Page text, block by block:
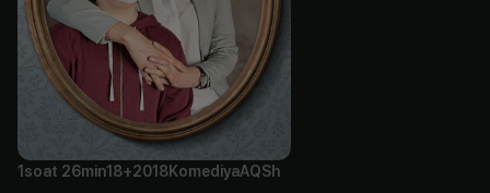
1soat 26min18+2018KomediyaAQSh